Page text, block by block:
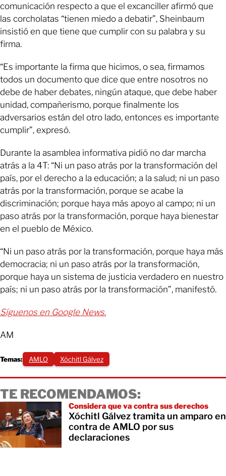
comunicación respecto a que el excanciller afirmó que
las corcholatas “tienen miedo a debatir”, Sheinbaum
insistió en que tiene que cumplir con su palabra y su
firma.
“Es importante la firma que hicimos, o sea, firmamos
todos un documento que dice que entre nosotros no
debe de haber debates, ningún ataque, que debe haber
unidad, compañerismo, porque finalmente los
adversarios están del otro lado, entonces es importante
cumplir”, expresó.
Durante la asamblea informativa pidió no dar marcha
atrás a la 4T: “Ni un paso atrás por la transformación del
país, por el derecho a la educación; a la salud; ni un paso
atrás por la transformación, porque se acabe la
discriminación; porque haya más apoyo al campo; ni un
paso atrás por la transformación, porque haya bienestar
en el pueblo de México.
“Ni un paso atrás por la transformación, porque haya más
democracia; ni un paso atrás por la transformación,
porque haya un sistema de justicia verdadero en nuestro
país; ni un paso atrás por la transformación”, manifestó.
Síguenos en Google News.
AM
Temas: AMLO Xóchitl Gálvez
TE RECOMENDAMOS:
Considera que va contra sus derechos
Xóchitl Gálvez tramita un amparo en
contra de AMLO por sus
declaraciones